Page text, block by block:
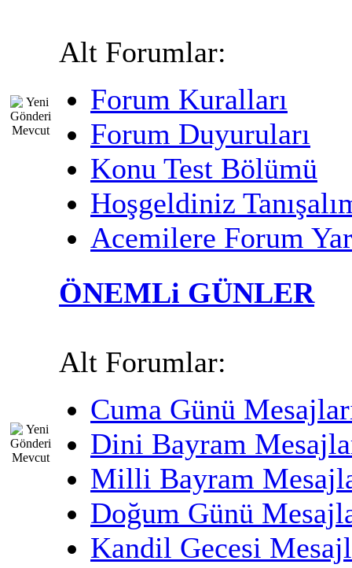
Alt Forumlar:
Forum Kuralları
Forum Duyuruları
Konu Test Bölümü
Hoşgeldiniz
Acemilere Forum
ÖNEMLi GÜNLER
Alt Forumlar:
Cuma Günü
Dini Bayram
Milli Bayram
Doğum Günü
Kandil Gecesi